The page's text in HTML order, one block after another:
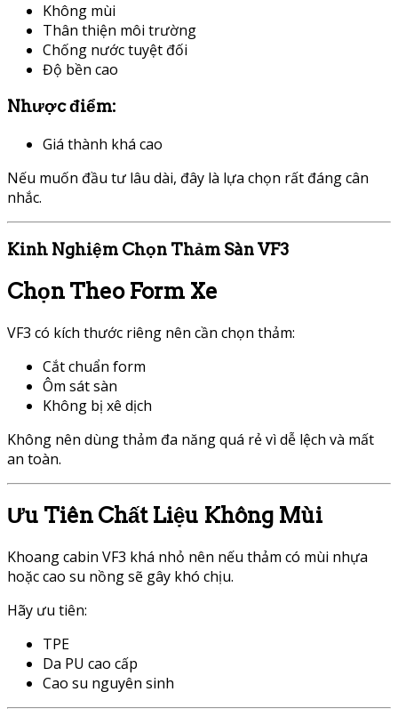
Không mùi
Thân thiện môi trường
Chống nước tuyệt đối
Độ bền cao
Nhược điểm:
Giá thành khá cao
Nếu muốn đầu tư lâu dài, đây là lựa chọn rất đáng cân
nhắc.
Kinh Nghiệm Chọn Thảm Sàn VF3
Chọn Theo Form Xe
VF3 có kích thước riêng nên cần chọn thảm:
Cắt chuẩn form
Ôm sát sàn
Không bị xê dịch
Không nên dùng thảm đa năng quá rẻ vì dễ lệch và mất
an toàn.
Ưu Tiên Chất Liệu Không Mùi
Khoang cabin VF3 khá nhỏ nên nếu thảm có mùi nhựa
hoặc cao su nồng sẽ gây khó chịu.
Hãy ưu tiên:
TPE
Da PU cao cấp
Cao su nguyên sinh